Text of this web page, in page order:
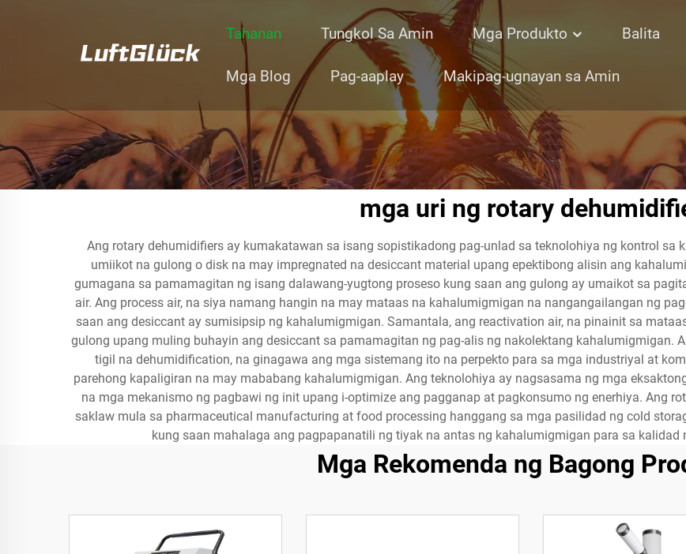
Tahanan Tungkol Sa Amin Mga Produkto Balita
Mga Blog Pag-aaplay Makipag-ugnayan sa Amin
mga uri ng rotary
Ang rotary dehumidifiers ay kumakatawan sa isang sopistikadong pag-unlad sa teknolohiya ng kontrol
umiikot na gulong o disk na may impregnated na desiccant material upang epektibong alisin ang
gumagana sa pamamagitan ng isang dalawang-yugtong proseso kung saan ang gulong ay umaikot sa
air. Ang process air, na siya namang hangin na may mataas na kahalumigmigan na nangangailangan ng
saan ang desiccant ay sumisipsip ng kahalumigmigan. Samantala, ang reactivation air, na pinainit sa
gulong upang muling buhayin ang desiccant sa pamamagitan ng pag-alis ng nakolektang kahalumigmigan.
tigil na dehumidification, na ginagawa ang mga sistemang ito na perpekto para sa mga industriyal at
parehong kapaligiran na may mababang kahalumigmigan. Ang teknolohiya ay nagsasama ng mga
na mga mekanismo ng pagbawi ng init upang i-optimize ang pagganap at pagkonsumo ng enerhiya. Ang
saklaw mula sa pharmaceutical manufacturing at food processing hanggang sa mga pasilidad ng cold
kung saan mahalaga ang pagpapanatili ng tiyak na antas ng kahalumigmigan para sa kalidad
Mga Rekomenda ng Bagong